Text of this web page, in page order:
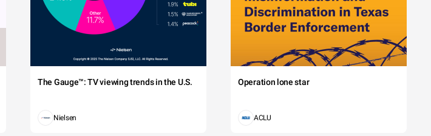
The Gauge™: TV viewing trends in the U.S.
Nielsen
Operation lone star
ACLU